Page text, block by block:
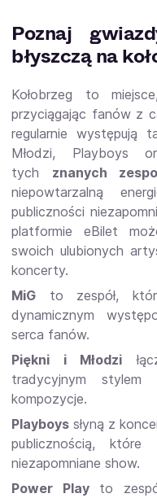
Poznaj
błyszczą na
Kołobrzeg to
przyciągając fanów z
regularnie występują
Młodzi, Playboys
tych znanych
niepowtarzalną
publiczności
platformie eBilet
swoich ulubionych
koncerty.
MiG to zespół,
dynamicznym
serca fanów.
Piękni i Młodzi
tradycyjnym stylem
kompozycje.
Playboys słyną z
publicznością,
niezapomniane show.
Power Playto